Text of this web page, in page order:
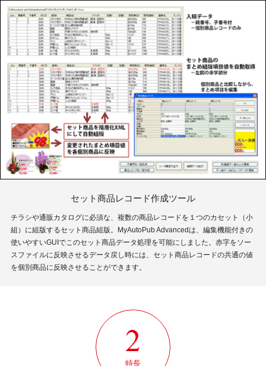
セット商品レコード作成ツール
チラシや通販カタログに必須な、複数の商品レコードを１つのカセット（小
組）に組版するセット商品組版。MyAutoPub Advancedは、編集機能付きの
使いやすいGUIでこのセット商品データ処理を可能にしました。赤字をソー
スファイルに反映させるデータ戻し時には、セット商品レコードの共通の値
を個別商品に反映させることができます。
特長